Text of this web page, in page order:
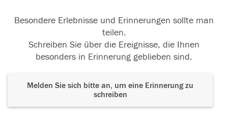
Besondere Erlebnisse und Erinnerungen sollte man
teilen.
Schreiben Sie über die Ereignisse, die Ihnen
besonders in Erinnerung geblieben sind.
Melden Sie sich bitte an, um eine Erinnerung zu
schreiben